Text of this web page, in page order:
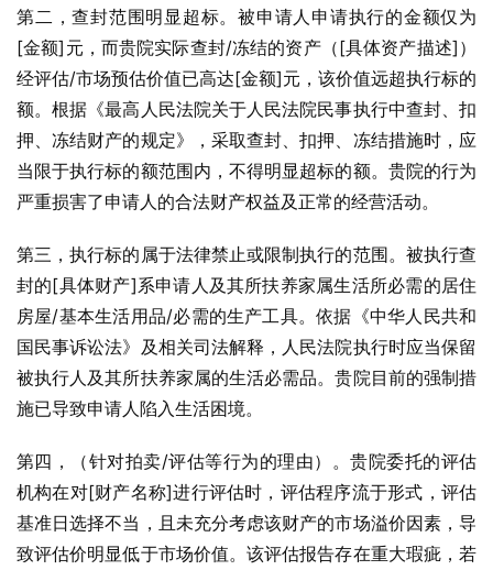
第二，查封范围明显超标。被申请人申请执行的金额仅为
[金额]元，而贵院实际查封/冻结的资产（[具体资产描述]）
经评估/市场预估价值已高达[金额]元，该价值远超执行标的
额。根据《最高人民法院关于人民法院民事执行中查封、扣
押、冻结财产的规定》，采取查封、扣押、冻结措施时，应
当限于执行标的额范围内，不得明显超标的额。贵院的行为
严重损害了申请人的合法财产权益及正常的经营活动。
第三，执行标的属于法律禁止或限制执行的范围。被执行查
封的[具体财产]系申请人及其所扶养家属生活所必需的居住
房屋/基本生活用品/必需的生产工具。依据《中华人民共和
国民事诉讼法》及相关司法解释，人民法院执行时应当保留
被执行人及其所扶养家属的生活必需品。贵院目前的强制措
施已导致申请人陷入生活困境。
第四，（针对拍卖/评估等行为的理由）。贵院委托的评估
机构在对[财产名称]进行评估时，评估程序流于形式，评估
基准日选择不当，且未充分考虑该财产的市场溢价因素，导
致评估价明显低于市场价值。该评估报告存在重大瑕疵，若